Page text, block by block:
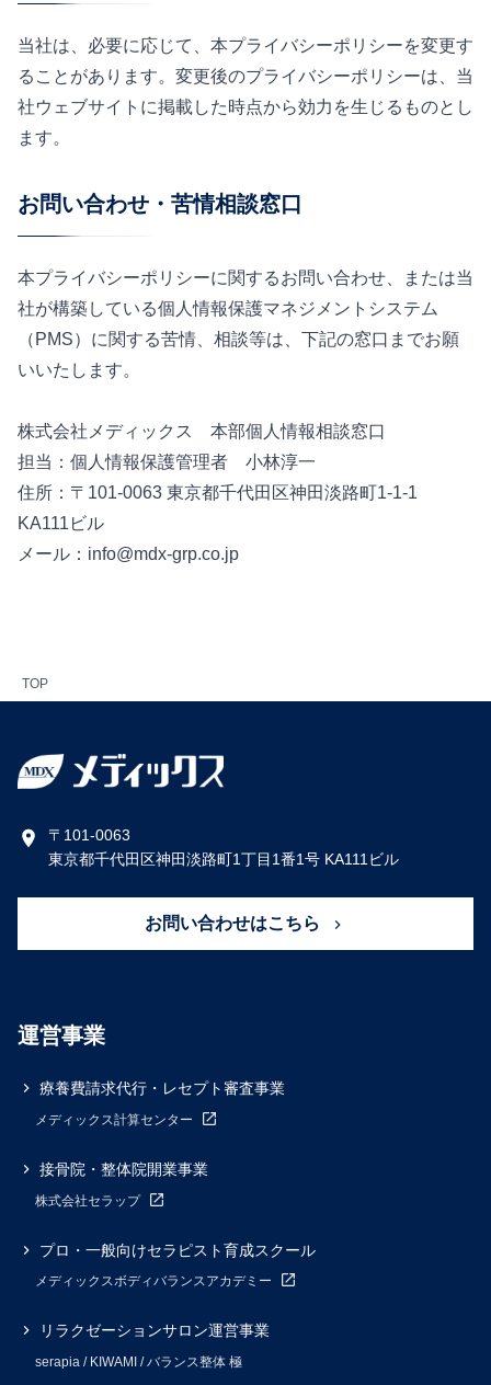
当社は、必要に応じて、本プライバシーポリシーを変更す
ることがあります。変更後のプライバシーポリシーは、当
社ウェブサイトに掲載した時点から効力を生じるものとし
ます。
お問い合わせ・苦情相談窓口
本プライバシーポリシーに関するお問い合わせ、または当
社が構築している個人情報保護マネジメントシステム
（PMS）に関する苦情、相談等は、下記の窓口までお願
いいたします。
株式会社メディックス 本部個人情報相談窓口
担当：個人情報保護管理者 小林淳一
住所：〒101-0063 東京都千代田区神田淡路町1-1-1
KA111ビル
メール：info@mdx-grp.co.jp
TOP
〒101-0063
東京都千代田区神田淡路町1丁目1番1号 KA111ビル
お問い合わせはこちら
運営事業
療養費請求代行・レセプト審査事業
メディックス計算センター
接骨院・整体院開業事業
株式会社セラップ
プロ・一般向けセラピスト育成スクール
メディックスボディバランスアカデミー
リラクゼーションサロン運営事業
serapia / KIWAMI / バランス整体 極